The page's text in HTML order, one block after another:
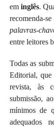
eminglês.
recomenda-
palavras-
entre leitores
Todas as
Editorial, que
revista, às
submissão,
mínimos de
adequados